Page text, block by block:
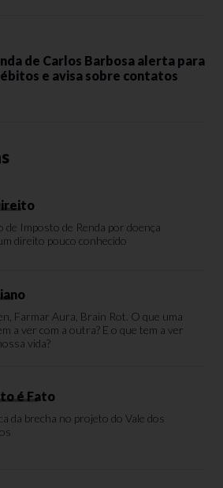
de Carlos Barbosa alerta para
e avisa sobre contatos
de Imposto de Renda por doença
direito pouco conhecido
Farmar Aura, Brain Rot. O que uma
a ver com a outra? E o que tem a ver
vida?
é Fato
da brecha no projeto do Vale dos